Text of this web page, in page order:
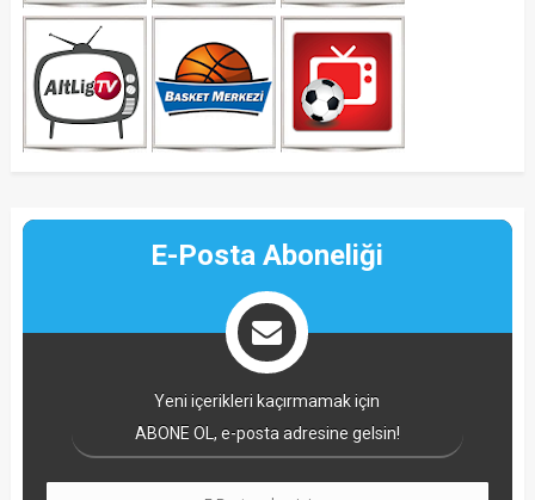
E-Posta Aboneliği
Yeni içerikleri kaçırmamak için
ABONE OL, e-posta adresine gelsin!